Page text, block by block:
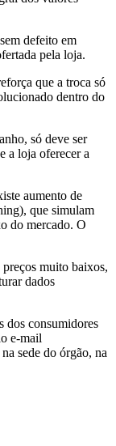
defeito em
pela loja.
que a troca só
dentro do
só deve ser
a loja oferecer a
aumento de
que simulam
do mercado. O
muito baixos,
dados
dos consumidores
e-mail
sede do órgão, na